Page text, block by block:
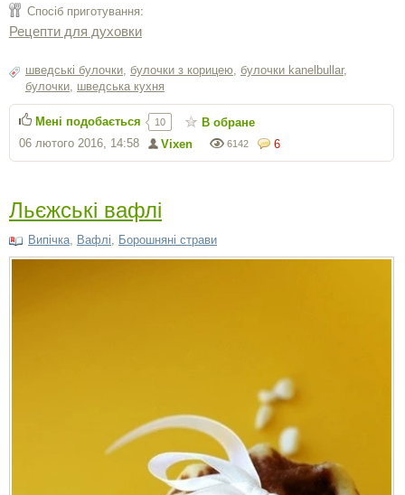
Спосіб приготування:
Рецепти для духовки
шведські булочки булочки з корицею булочки kanelbullar,
булочки шведська кухня
6
6142
Vixen
06 лютого 2016, 14:58
Мені подобається 10 В обране
Льєжські вафлі
Випічка Вафлі Борошняні страви